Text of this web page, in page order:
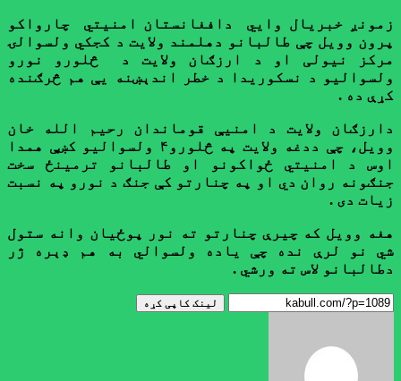
زمونږ خبریال وايي دافغانستان امنیتي چارواکو
پرون وویل چې طالبانو دهلمند ولایت د کجکي ولسوالۍ
مرکز
نیولی او د ارزګان ولایت د څلور و نورو
ولسوالیو د نسکوریدا د خطر
اندېښنه يې هم څرګنده
کړې ده .
دارزګان ولایت
د امنیې
قوماندان رحیم الله خان
وویل، چې ددغه ولایت په څلورو ۴ ولسوالیو
کښې همدا
اوس د امنیتي ځواکونو او طالبانو ترمینځ سخت
جنګونه روان دي او په چنارتو کې جنګ د نورو په نسبت
زیات دی .
هغه وویل که چیرې چنارتو ته نور پوځیان وانه ستول
شي نو لرې نده چې یاده ولسوالي به
هم ډېره ژر
دطالبانو لاس ته ورشي .
لینک کاپی کړه